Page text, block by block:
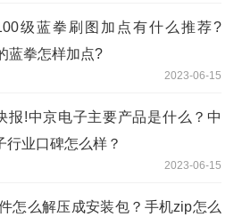
级蓝拳刷图加点有什么推荐?
蓝拳怎样加点?
2023-06-15
报!中京电子主要产品是什么？中
行业口碑怎么样？
2023-06-15
怎么解压成安装包？手机zip怎么